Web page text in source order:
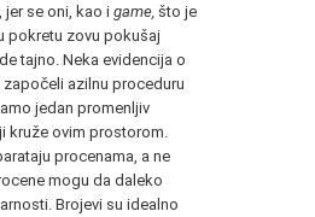
se oni, kao i game, što je
pokretu zovu pokušaj
tajno. Neka evidencija o
azilnu proceduru
jedan promenljiv
kruže ovim prostorom.
procenama, a ne
mogu da daleko
Brojevi su idealno